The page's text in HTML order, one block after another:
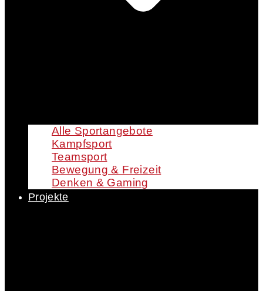
Alle Sportangebote
Kampfsport
Teamsport
Bewegung & Freizeit
Denken & Gaming
Projekte